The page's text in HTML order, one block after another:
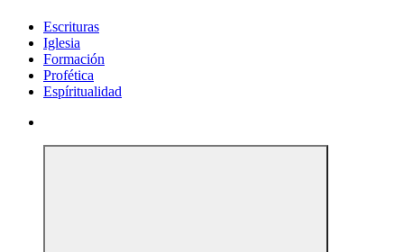
Escrituras
Iglesia
Formación
Profética
Espíritualidad